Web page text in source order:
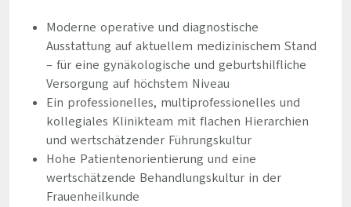
Moderne operative und diagnostische
Ausstattung auf aktuellem medizinischem Stand
– für eine gynäkologische und geburtshilfliche
Versorgung auf höchstem Niveau
Ein professionelles, multiprofessionelles und
kollegiales Klinikteam mit flachen Hierarchien
und wertschätzender Führungskultur
Hohe Patientenorientierung und eine
wertschätzende Behandlungskultur in der
Frauenheilkunde